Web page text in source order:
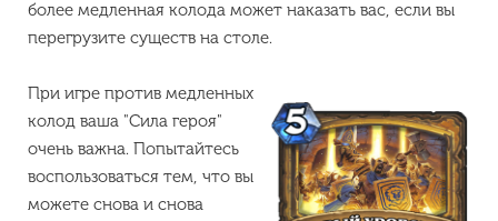
более медленная колода может наказать вас, если вы
перегрузите существ на столе.
При игре против медленных
колод ваша "Сила героя"
очень важна. Попытайтесь
воспользоваться тем, что вы
можете снова и снова